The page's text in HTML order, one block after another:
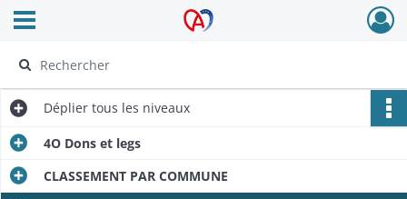
Archives Alsace - Colmar
Ouvrir le menu déroulant
Déplier tous les niveaux
4O Dons et legs
CLASSEMENT PAR COMMUNE